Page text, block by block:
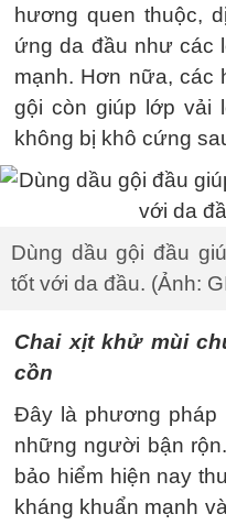
hương quen thuộc,
ứng da đầu như các
mạnh. Hơn nữa, các
gội còn giúp lớp vải
không bị khô cứng
Dùng dầu gội đầu
tốt với da đầu. (Ảnh:
Chai xịt khử mùi
cồn
Đây là phương pháp
những người bận
bảo hiểm hiện nay
kháng khuẩn mạnh